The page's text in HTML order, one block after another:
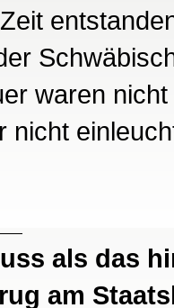
waren
nicht
als das
am